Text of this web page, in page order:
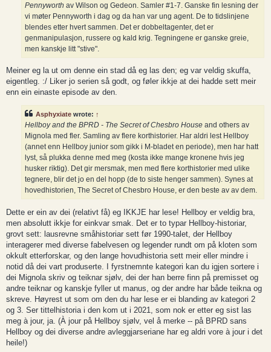
Pennyworth av Wilson og Gedeon. Samler #1-7. Ganske fin lesning der
vi møter Pennyworth i dag og da han var ung agent. De to tidslinjene
blendes etter hvert sammen. Det er dobbeltagenter, det er
genmanipulasjon, russere og kald krig. Tegningene er ganske greie,
men kanskje litt "stive".
Meiner eg la ut om denne ein stad då eg las den; eg var veldig skuffa,
eigentleg. :/ Liker jo serien så godt, og føler ikkje at dei hadde sett meir
enn ein einaste episode av den.
Asphyxiate wrote: ↑
Hellboy and the BPRD - The Secret of Chesbro House and others av
Mignola med fler. Samling av flere korthistorier. Har aldri lest Hellboy
(annet enn Hellboy junior som gikk i M-bladet en periode), men har hatt
lyst, så plukka denne med meg (kosta ikke mange kronene hvis jeg
husker riktig). Det gir mersmak, men med flere korthistorier med ulike
tegnere, blir det jo en del hopp (de to siste henger sammen). Synes at
hovedhistorien, The Secret of Chesbro House, er den beste av av dem.
Dette er ein av dei (relativt få) eg IKKJE har lese! Hellboy er veldig bra,
men absolutt ikkje for einkvar smak. Det er to typar Hellboy-historiar,
grovt sett: lausrevne småhistoriar sett før 1990-talet, der Hellboy
interagerer med diverse fabelvesen og legender rundt om på kloten som
okkult etterforskar, og den lange hovudhistoria sett meir eller mindre i
notid då dei vart produserte. I fyrstnemnte kategori kan du igjen sortere i
dei Mignola skriv og teiknar sjølv, dei der han berre finn på premisset og
andre teiknar og kanskje fyller ut manus, og der andre har både teikna og
skreve. Høyrest ut som om den du har lese er ei blanding av kategori 2
og 3. Ser tittelhistoria i den kom ut i 2021, som nok er etter eg sist las
meg à jour, ja. (À jour på Hellboy sjølv, vel å merke -- på BPRD sans
Hellboy og dei diverse andre avleggjarseriane har eg aldri vore à jour i det
heile!)